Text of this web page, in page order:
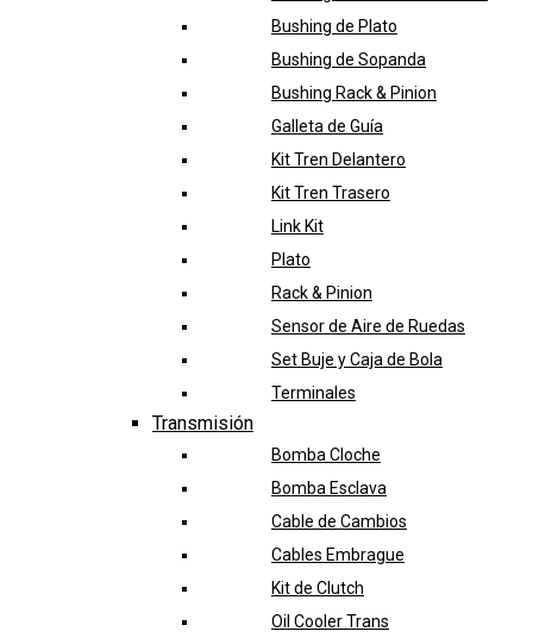
Bushing de Plato
Bushing de Sopanda
Bushing Rack & Pinion
Galleta de Guía
Kit Tren Delantero
Kit Tren Trasero
Link Kit
Plato
Rack & Pinion
Sensor de Aire de Ruedas
Set Buje y Caja de Bola
Terminales
Transmisión
Bomba Cloche
Bomba Esclava
Cable de Cambios
Cables Embrague
Kit de Clutch
Oil Cooler Trans